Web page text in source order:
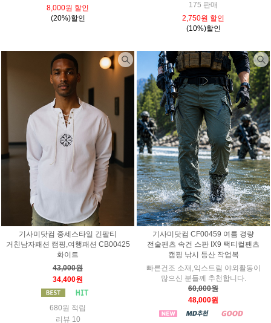
8,000원 할인
(20%)할인
175 판매
2,750원 할인
(10%)할인
기사미닷컴 중세스타일 긴팔티
거친남자패션 캠핑,여행패션 CB00425
화이트
43,000원
34,400원
680원 적립
리뷰 10
기사미닷컴 CF00459 여름 경량
전술팬츠 속건 스판 IX9 택티컬팬츠
캠핑 낚시 등산 작업복
빠른건조 소재,익스트림 야외활동이
많으신 분들께 추천합니다.
60,000원
48,000원